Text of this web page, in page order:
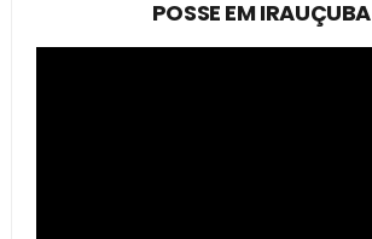
POSSE EM IRAUÇUBA